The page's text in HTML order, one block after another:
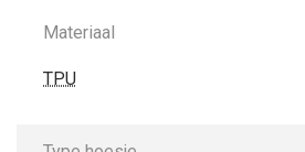
Materiaal
TPU